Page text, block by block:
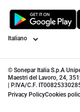
Lingua
© Sonepar Italia S.p.A
Maestri del Lavoro, 24,
| P.IVA/C.F.
Privacy PolicyCookies